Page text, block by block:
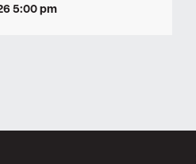
5:00 pm